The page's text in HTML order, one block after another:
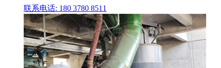
联系电话: 180 3780 8511